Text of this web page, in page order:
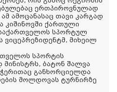
ერთპიროვნულად
ამოცანასაც თავი კარგად
კიშინოვში ქართული
სპორტულ
ვიცეპრეზიდენტმ, მიხეილ
სპორტის
მინისტრს, ბატონ შალვა
განხორციელდა
მოლდოვას ტურნირზე